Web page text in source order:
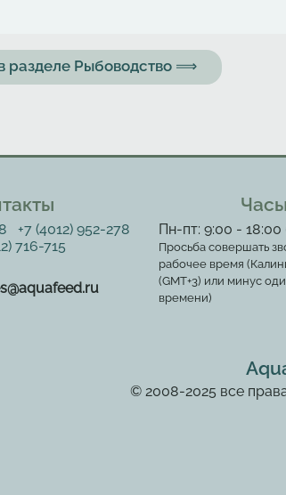
разделе Рыбоводство ⟹
+7 (4012) 952-278
716-715
Пн-пт: 9:00 -
Просьба совершать
рабочее время
(GMT+3) или минус
времени)
© 2008-2025 все